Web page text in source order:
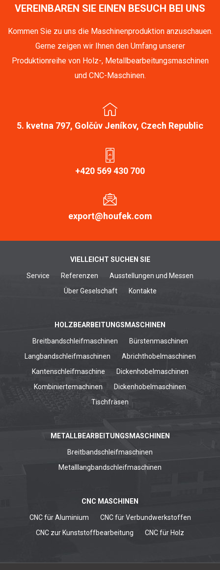
VEREINBAREN SIE EINEN BESUCH BEI UNS
Kommen Sie zu uns die Maschinenproduktion anzuschauen.
Gerne zeigen wir Ihnen den Umfang unserer
Produktionreihe von Holz-, Metallbearbeitungsmaschinen
und CNC-Maschinen.
5. kvetna 797, Golčův Jeníkov, Czech Republic
+420 569 430 700
export@houfek.com
VIELLEICHT SUCHEN SIE
Service Referenzen
Ausstellungen und Messen
Über Geselschaft
Kontakte
HOLZBEARBEITUNGSMASCHINEN
Breitbandschleifmaschinen
Bürstenmaschinen
Langbandschleifmaschinen
Abrichthobelmaschinen
Kantenschleifmaschine
Dickenhobelmaschinen
Kombiniertemachinen
Dickenhobelmaschinen
Tischfräsen
METALLBEARBEITUNGSMASCHINEN
Breitbandschleifmaschinen
Metalllangbandschleifmaschinen
CNC MASCHINEN
CNC für Aluminium
CNC für Verbundwerkstoffen
CNC zur Kunststoffbearbeitung
CNC für Holz